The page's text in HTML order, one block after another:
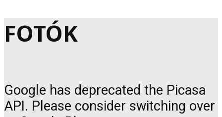
FOTÓK
Google has deprecated the Picasa
API. Please consider switching over